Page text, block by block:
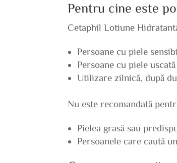
Pentru cine este
Cetaphil Lotiune
Persoane cu piele
Persoane cu piele
Utilizare zilnică, după
Nu este recomandată
Pielea grasă sau
Persoanele care caută